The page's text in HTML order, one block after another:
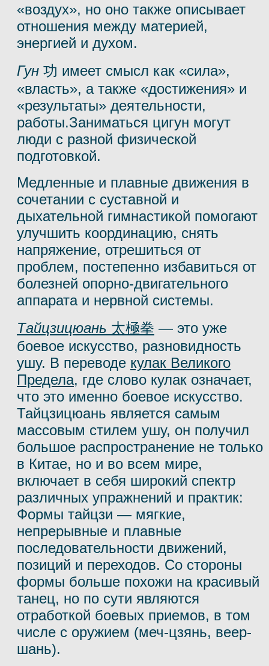
«воздух», но оно также описывает
отношения между материей,
энергией и духом.
Гун 功 имеет смысл как «сила»,
«власть», а также «достижения» и
«результаты» деятельности,
работы.Заниматься цигун могут
люди с разной физической
подготовкой.
Медленные и плавные движения в
сочетании с суставной и
дыхательной гимнастикой помогают
улучшить координацию, снять
напряжение, отрешиться от
проблем, постепенно избавиться от
болезней опорно-двигательного
аппарата и нервной системы. ⠀ ⠀ ⠀
Tайцзицюань 太極拳 — это уже
боевое искусство, разновидность
ушу. В переводе кулак Великого
Предела, где слово кулак означает,
что это именно боевое искусство.
Тайцзицюань является самым
массовым стилем ушу, он получил
большое распространение не только
в Китае, но и во всем мире,
включает в себя широкий спектр
различных упражнений и практик:
Формы тайцзи — мягкие,
непрерывные и плавные
последовательности движений,
позиций и переходов. Со стороны
формы больше похожи на красивый
танец, но по сути являются
отработкой боевых приемов, в том
числе с оружием (меч-цзянь, веер-
шань).